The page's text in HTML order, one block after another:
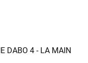
DABO 4 - LA MAIN